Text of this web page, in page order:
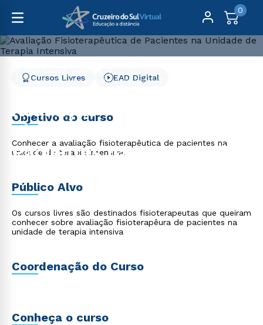
0
Avaliação Fisioterapêutica de Pacientes na Unidade de
Avaliação
Fisioterapêutica de
Pacientes na Unidade de
Cursos Livres EAD Digital
Objetivo do curso
Conhecer a avaliação fisioterapêutica de pacientes na
unidade de terapia intensiva.
Público Alvo
Os cursos livres são destinados fisioterapeutas que queiram
conhecer sobre avaliação fisioterapêura de pacientes na
unidade de terapia intensiva
Coordenação do Curso
Conheça o curso